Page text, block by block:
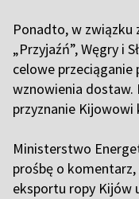
Ponadto, w związku
„Przyjaźń”, Węgry i
celowe
wznowienia dostaw.
przyznanie
Ministerstwo
prośbę o
eksportu ropy Kijów